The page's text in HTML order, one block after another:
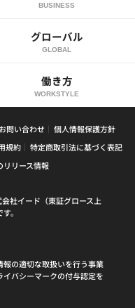
BUSINESS
グローバル
GLOBAL
働き方
WORKSTYLE
問い合わせ
個人情報保護方針
規約
特定商取引法に基づく表記
リリース情報
社イード（東証グロース上
。
の適切な取扱いを行う事業
バシーマークの付与認定を